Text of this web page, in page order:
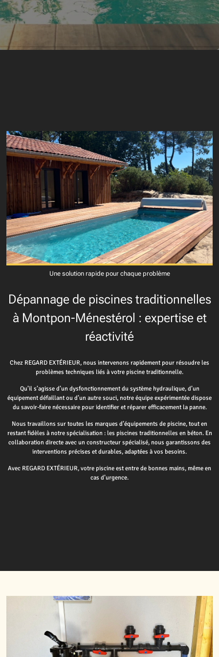
Une solution rapide pour chaque problème
Dépannage de piscines traditionnelles
à Montpon-Ménestérol : expertise et
réactivité
Chez REGARD EXTÉRIEUR, nous intervenons rapidement pour résoudre les
problèmes techniques liés à votre piscine traditionnelle.
Qu’il s’agisse d’un dysfonctionnement du système hydraulique, d’un
équipement défaillant ou d’un autre souci, notre équipe expérimentée dispose
du savoir-faire nécessaire pour identifier et réparer efficacement la panne.
Nous travaillons sur toutes les marques d’équipements de piscine, tout en
restant fidèles à notre spécialisation : les piscines traditionnelles en béton. En
collaboration directe avec un constructeur spécialisé, nous garantissons des
interventions précises et durables, adaptées à vos besoins.
Avec REGARD EXTÉRIEUR, votre piscine est entre de bonnes mains, même en
cas d’urgence.